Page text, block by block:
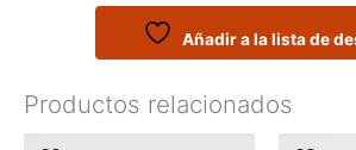
Añadir a la lista de
Productos relacionados